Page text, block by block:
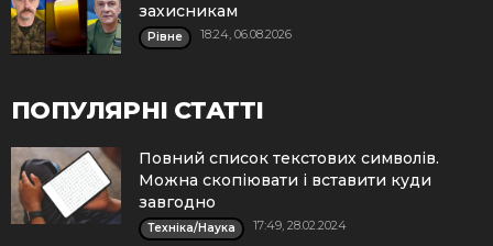
захисникам
Рівне 18:24, 06.08.2026
ПОПУЛЯРНІ СТАТТІ
Повний список текстових символів.
Можна скопіювати і вставити куди
завгодно
Техніка/Наука 17:49, 28.02.2024